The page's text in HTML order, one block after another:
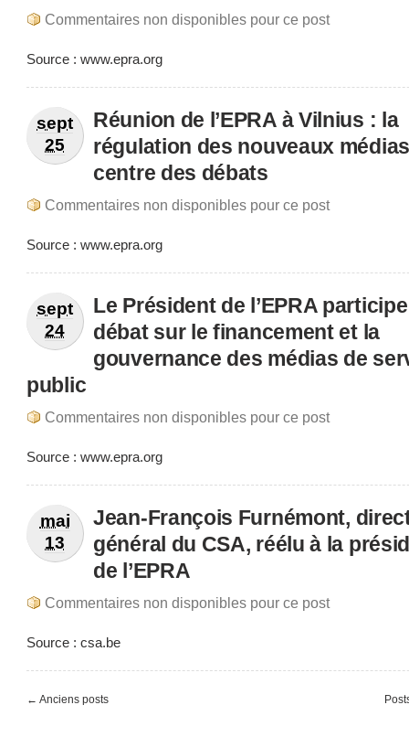
Commentaires non disponibles pour ce post
Source : www.epra.org
sept
25
Réunion de l’EPRA à Vilnius : la
régulation des nouveaux
centre des débats
Commentaires non disponibles pour ce post
Source : www.epra.org
sept
24
Le Président de l’EPRA
débat sur le financement et la
gouvernance des médias de
public
Commentaires non disponibles pour ce post
Source : www.epra.org
mai
13
Jean-François Furnémont,
général du CSA, réélu à la
de l’EPRA
Commentaires non disponibles pour ce post
Source : csa.be
← Anciens posts